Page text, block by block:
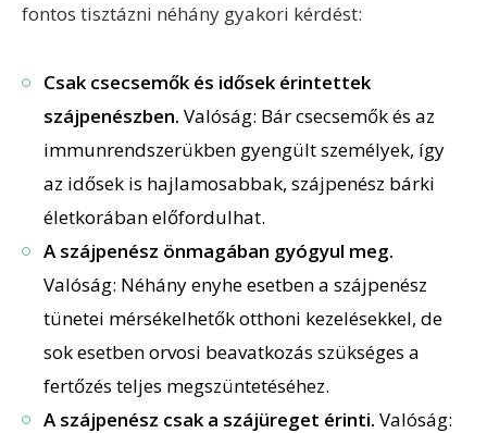
fontos tisztázni néhány gyakori kérdést:
Csak csecsemők és idősek érintettek
szájpenészben. Valóság: Bár csecsemők és az
immunrendszerükben gyengült személyek, így
az idősek is hajlamosabbak, szájpenész bárki
életkorában előfordulhat.
A szájpenész önmagában gyógyul meg.
Valóság: Néhány enyhe esetben a szájpenész
tünetei mérsékelhetők otthoni kezelésekkel, de
sok esetben orvosi beavatkozás szükséges a
fertőzés teljes megszüntetéséhez.
A szájpenész csak a szájüreget érinti. Valóság: